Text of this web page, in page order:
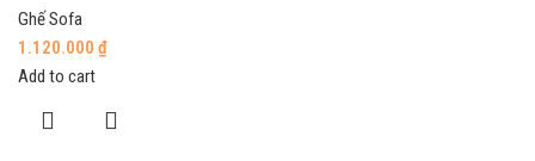
Ghế Sofa
1.120.000 ₫
Add to cart